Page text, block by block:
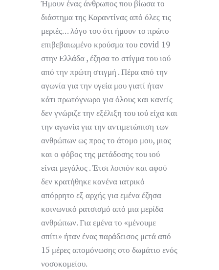
Ήμουν ένας άνθρωπος που βίωσα το
διάστημα της Καραντίνας από όλες τις
μεριές… λόγο του ότι ήμουν το πρώτο
επιβεβαιωμένο κρούσμα του covid 19
στην Ελλάδα , έζησα το στίγμα του ιού
από την πρώτη στιγμή . Πέρα από την
αγωνία για την υγεία μου γιατί ήταν
κάτι πρωτόγνωρο για όλους και κανείς
δεν γνώριζε την εξέλιξη του ιού είχα και
την αγωνία για την αντιμετώπιση των
ανθρώπων ως προς το άτομο μου, μιας
και ο φόβος της μετάδοσης του ιού
είναι μεγάλος . Έτσι λοιπόν και αφού
δεν κρατήθηκε κανένα ιατρικό
απόρρητο εξ αρχής για εμένα έζησα
κοινωνικό ρατσισμό από μια μερίδα
ανθρώπων. Για εμένα το «μένουμε
σπίτι» ήταν ένας παράδεισος μετά από
15 μέρες απομόνωσης στο δωμάτιο ενός
νοσοκομείου.